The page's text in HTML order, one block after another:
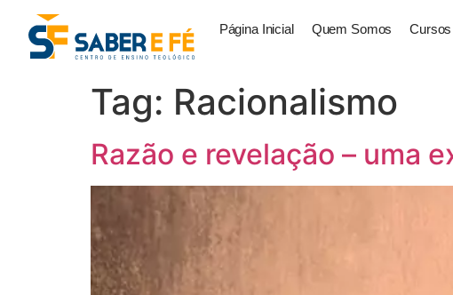
Página Inicial Quem Somos Cursos
Tag: Racionalismo
Razão e revelação – uma